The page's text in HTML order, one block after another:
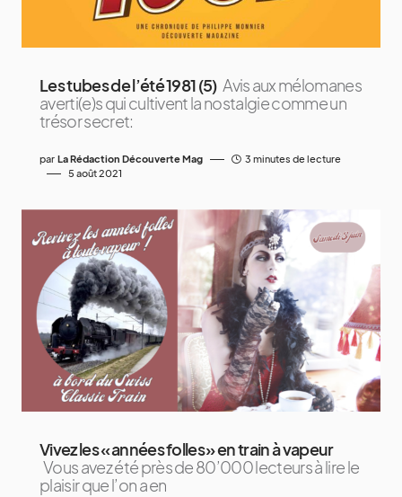
Les tubes de l’été 1981 (5) Avis aux mélomanes
averti(e)s qui cultivent la nostalgie comme un
trésor secret:
par La Rédaction Découverte Mag
3 minutes de lecture
5 août 2021
Vivez les « années folles » en train à vapeur
Vous avez été près de 80’000 lecteurs à lire le
plaisir que l’on a en